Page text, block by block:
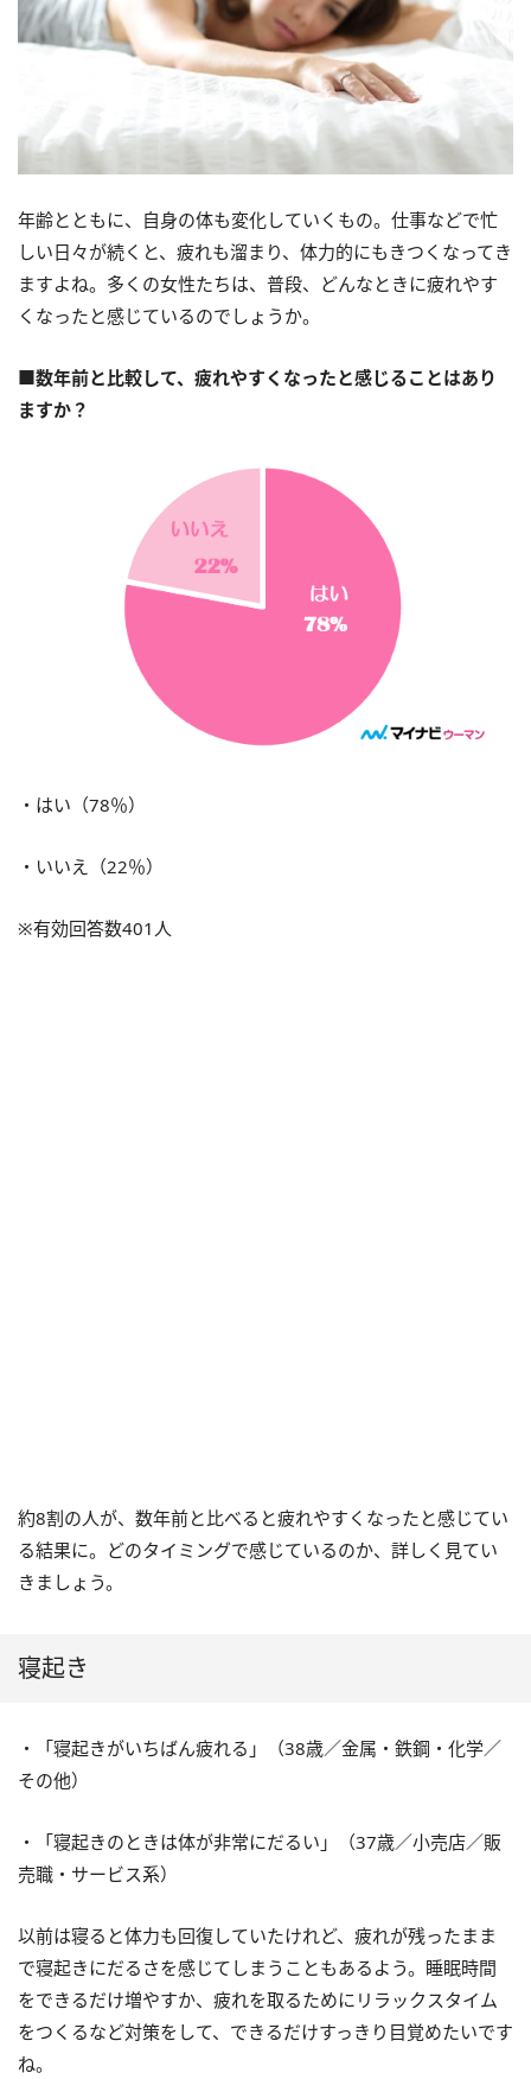
年齢とともに、自身の体も変化していくもの。仕事などで忙
しい日々が続くと、疲れも溜まり、体力的にもきつくなってき
ますよね。多くの女性たちは、普段、どんなときに疲れやす
くなったと感じているのでしょうか。
■数年前と比較して、疲れやすくなったと感じることはあり
ますか？
・はい（78％）
・いいえ（22％）
※有効回答数401人
約8割の人が、数年前と比べると疲れやすくなったと感じてい
る結果に。どのタイミングで感じているのか、詳しく見てい
きましょう。
寝起き
・「寝起きがいちばん疲れる」（38歳／金属・鉄鋼・化学／
その他）
・「寝起きのときは体が非常にだるい」（37歳／小売店／販
売職・サービス系）
以前は寝ると体力も回復していたけれど、疲れが残ったまま
で寝起きにだるさを感じてしまうこともあるよう。睡眠時間
をできるだけ増やすか、疲れを取るためにリラックスタイム
をつくるなど対策をして、できるだけすっきり目覚めたいです
ね。